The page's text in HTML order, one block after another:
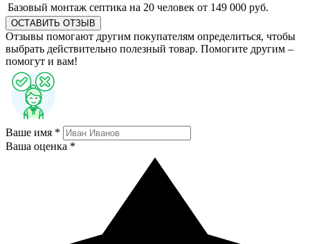
Базовый монтаж септика на 20 человек от 149 000 руб.
ОСТАВИТЬ ОТЗЫВ
Отзывы помогают другим покупателям определиться, чтобы
выбрать действительно полезный товар. Помогите другим –
помогут и вам!
Ваше имя *
Ваша оценка *